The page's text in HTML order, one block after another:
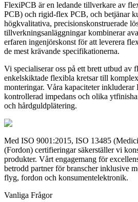
FlexiPCB är en ledande tillverkare av
PCB) och rigid-flex PCB, och betjänar
högkvalitativa, precisionskonstruerade
tillverkningsanläggningar kombinerar
erfaren ingenjörskonst för att leverera
de mest krävande specifikationerna.
Vi specialiserar oss på ett brett utbud av
enkelskiktade flexibla kretsar till
monteringar. Våra kapaciteter
kontrollerad impedans och olika
och hårdguldplätering.
Med ISO 9001:2015, ISO 13485
(Fordon) certifieringar säkerställer vi
produkter. Vårt engagemang för
betrodd partner för branscher inklusive
flyg, fordon och konsumentelektronik.
Vanliga Frågor